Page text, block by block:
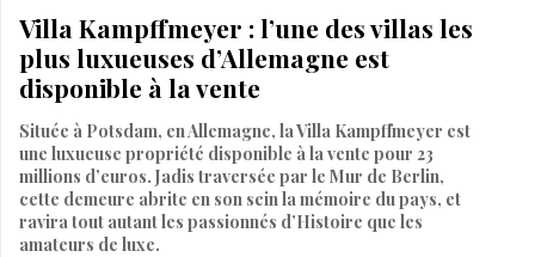
Villa Kampffmeyer : l’une des villas les
plus luxueuses d’Allemagne est
disponible à la vente
Située à Potsdam, en Allemagne, la Villa Kampffmeyer est
une luxueuse propriété disponible à la vente pour 23
millions d’euros. Jadis traversée par le Mur de Berlin,
cette demeure abrite en son sein la mémoire du pays, et
ravira tout autant les passionnés d’Histoire que les
amateurs de luxe.